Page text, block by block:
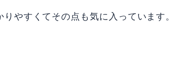
やすくてその点も気に入っています。